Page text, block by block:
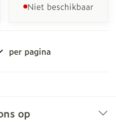
Niet beschikbaar
per pagina
op